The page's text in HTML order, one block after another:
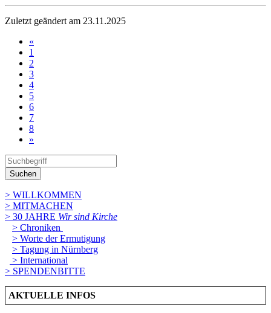
Zuletzt geändert am 23­.11.2025
«
1
2
3
4
5
6
7
8
»
Suchen
> WILLKOMMEN
> MITMACHEN
> 30 JAHRE Wir sind Kirche
> Chroniken
> Worte der Ermutigung
> Tagung in Nürnberg
> International
> SPENDENBITTE
AKTUELLE INFOS